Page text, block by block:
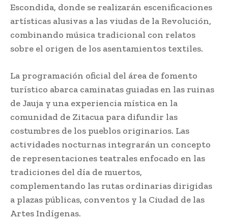
Escondida, donde se realizarán escenificaciones
artísticas alusivas a las viudas de la Revolución,
combinando música tradicional con relatos
sobre el origen de los asentamientos textiles.
La programación oficial del área de fomento
turístico abarca caminatas guiadas en las ruinas
de Jauja y una experiencia mística en la
comunidad de Zitacua para difundir las
costumbres de los pueblos originarios. Las
actividades nocturnas integrarán un concepto
de representaciones teatrales enfocado en las
tradiciones del día de muertos,
complementando las rutas ordinarias dirigidas
a plazas públicas, conventos y la Ciudad de las
Artes Indígenas.